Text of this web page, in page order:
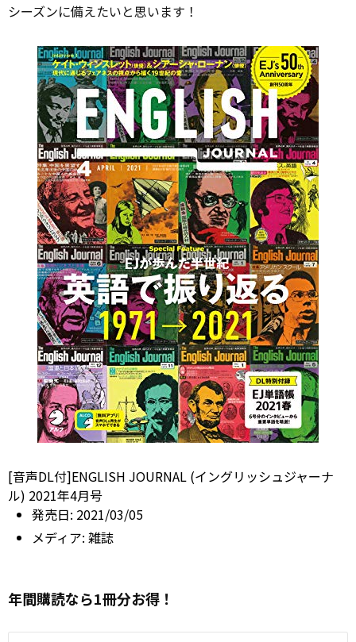
シーズンに備えたいと思います！
[音声DL付]ENGLISH JOURNAL (イングリッシュジャーナ
ル) 2021年4月号
発売日: 2021/03/05
メディア: 雑誌
年間購読なら1冊分お得！